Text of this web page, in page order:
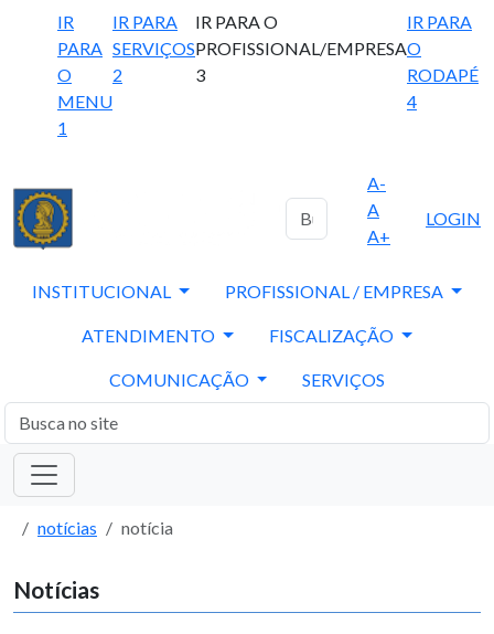
IR
PARA
O
MENU
1
IR PARA
SERVIÇOS
2
IR PARA O
PROFISSIONAL/EMPRESA
3
IR PARA
O
RODAPÉ
4
A-
A
A+
LOGIN
INSTITUCIONAL PROFISSIONAL / EMPRESA
ATENDIMENTO FISCALIZAÇÃO
COMUNICAÇÃO SERVIÇOS
notícias notícia
Notícias